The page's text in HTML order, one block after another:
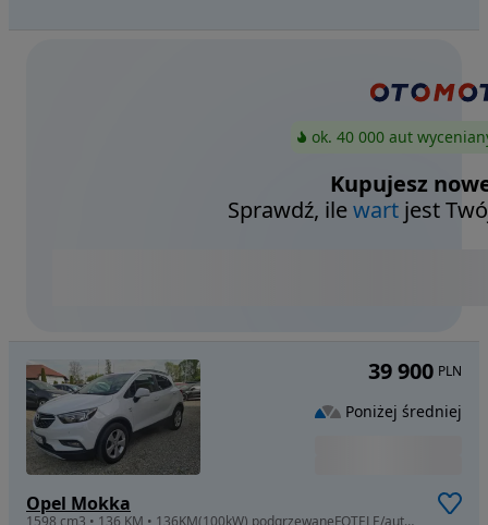
ok. 40 000 aut
Kupujesz
Sprawdź, ilewart jest
Opel Mokka
39 900 PLN
Poniżej średniej